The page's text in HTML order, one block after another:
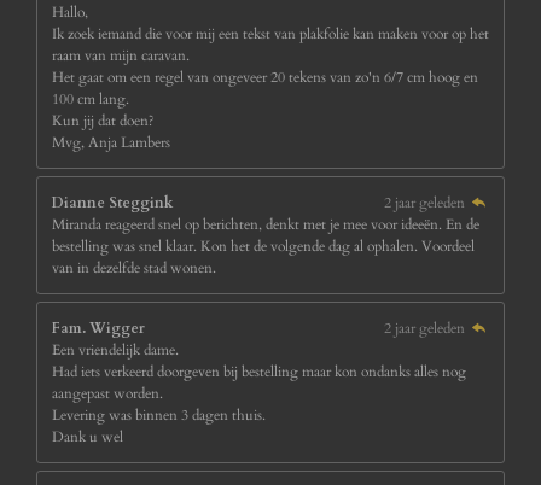
Hallo,
Ik zoek iemand die voor mij een tekst van plakfolie kan maken voor op het
raam van mijn caravan.
Het gaat om een regel van ongeveer 20 tekens van zo'n 6/7 cm hoog en
100 cm lang.
Kun jij dat doen?
Mvg, Anja Lambers
Dianne Steggink
2 jaar geleden
Miranda reageerd snel op berichten, denkt met je mee voor ideeën. En de
bestelling was snel klaar. Kon het de volgende dag al ophalen. Voordeel
van in dezelfde stad wonen.
Fam. Wigger
2 jaar geleden
Een vriendelijk dame.
Had iets verkeerd doorgeven bij bestelling maar kon ondanks alles nog
aangepast worden.
Levering was binnen 3 dagen thuis.
Dank u wel